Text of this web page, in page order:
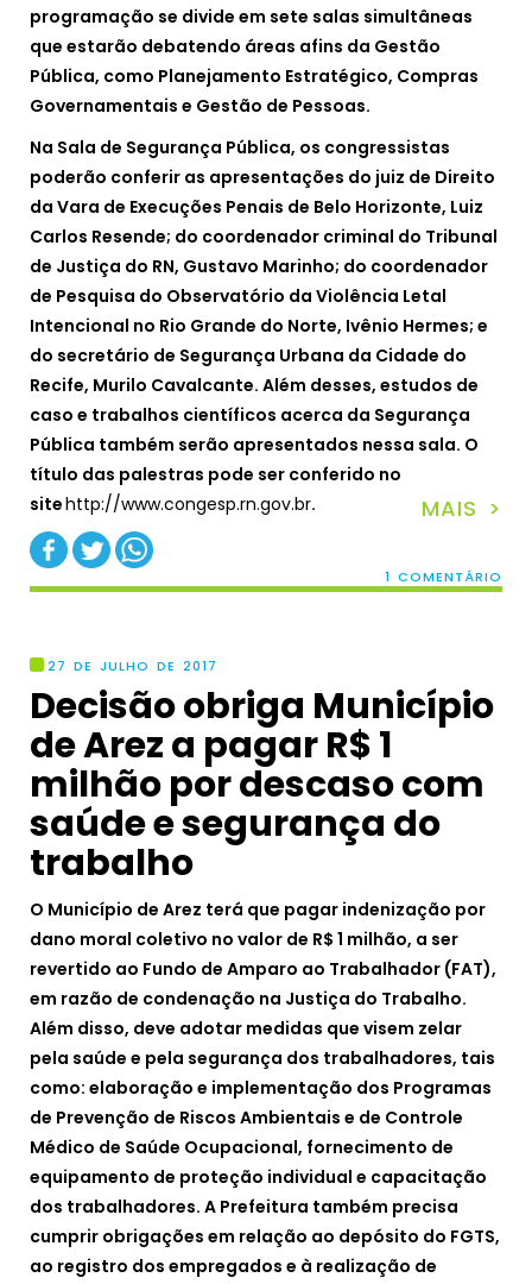
programação se divide em sete salas simultâneas
que estarão debatendo áreas afins da Gestão
Pública, como Planejamento Estratégico, Compras
Governamentais e Gestão de Pessoas.
Na Sala de Segurança Pública, os congressistas
poderão conferir as apresentações do juiz de Direito
da Vara de Execuções Penais de Belo Horizonte, Luiz
Carlos Resende; do coordenador criminal do Tribunal
de Justiça do RN, Gustavo Marinho; do coordenador
de Pesquisa do Observatório da Violência Letal
Intencional no Rio Grande do Norte, Ivênio Hermes; e
do secretário de Segurança Urbana da Cidade do
Recife, Murilo Cavalcante. Além desses, estudos de
caso e trabalhos científicos acerca da Segurança
Pública também serão apresentados nessa sala. O
título das palestras pode ser conferido no
sitehttp://www.congesp.rn.gov.br. MAIS >
1 COMENTÁRIO
27 DE JULHO DE 2017
Decisão obriga Município
de Arez a pagar R$ 1
milhão por descaso com
saúde e segurança do
trabalho
O Município de Arez terá que pagar indenização por
dano moral coletivo no valor de R$ 1 milhão, a ser
revertido ao Fundo de Amparo ao Trabalhador (FAT),
em razão de condenação na Justiça do Trabalho.
Além disso, deve adotar medidas que visem zelar
pela saúde e pela segurança dos trabalhadores, tais
como: elaboração e implementação dos Programas
de Prevenção de Riscos Ambientais e de Controle
Médico de Saúde Ocupacional, fornecimento de
equipamento de proteção individual e capacitação
dos trabalhadores. A Prefeitura também precisa
cumprir obrigações em relação ao depósito do FGTS,
ao registro dos empregados e à realização de